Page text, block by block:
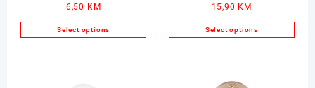
GREEN TECH 9W 4500K
E27
6,50 KM
Select options
GREEN TECH 30W 6500K
E27
15,90 KM
Select options